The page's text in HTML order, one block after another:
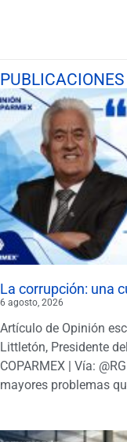
La corrupción: una
6 agosto, 2026
Artículo de Opinión
Littletón, Presidente
COPARMEX | Vía:
mayores problemas